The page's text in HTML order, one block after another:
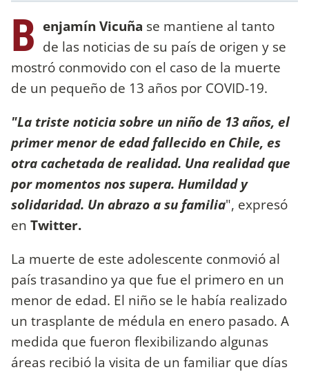
B enjamín Vicuña se mantiene al tanto
de las noticias de su país de origen y se
mostró conmovido con el caso de la muerte
de un pequeño de 13 años por COVID-19.
"La triste noticia sobre un niño de 13 años, el
primer menor de edad fallecido en Chile, es
otra cachetada de realidad. Una realidad que
por momentos nos supera. Humildad y
solidaridad. Un abrazo a su familia", expresó
en Twitter.
La muerte de este adolescente conmovió al
país trasandino ya que fue el primero en un
menor de edad. El niño se le había realizado
un trasplante de médula en enero pasado. A
medida que fueron flexibilizando algunas
áreas recibió la visita de un familiar que días